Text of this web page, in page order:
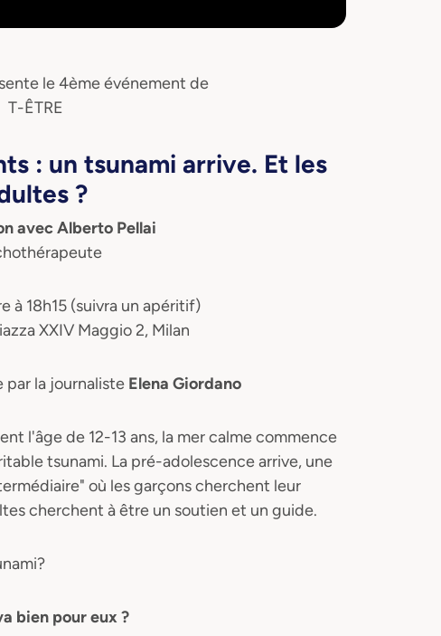
le 4ème événement de
T-ÊTRE
: un tsunami arrive. Et les
?
avec Alberto Pellai
à 18h15 (suivra un apéritif)
XXIV Maggio 2, Milan
par la journaliste Elena Giordano
l'âge de 12-13 ans, la mer calme commence
tsunami. La pré-adolescence arrive, une
où les garçons cherchent leur
cherchent à être un soutien et un guide.
bien pour eux ?